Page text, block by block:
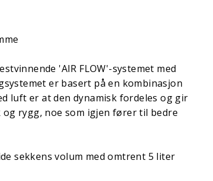
'AIR FLOW'-systemet med
er basert på en kombinasjon
luft er at den dynamisk fordeles og gir
rygg, noe som igjen fører til bedre
sekkens volum med omtrent 5 liter